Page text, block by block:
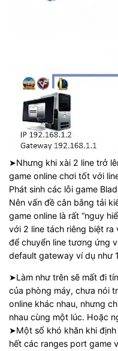
➤Nhưng khi xài 2 line trở
game online chơi tốt với
Phát sinh các lỗi game
Nên vấn đề cân bằng tải
game online là rất “nguy
với 2 line tách riêng biệt
để chuyển line tương ứng
default gateway ví dụ như
➤Làm như trên sẽ mất đi
của phòng máy, chưa nói
online khác nhau, nhưng
nhau cùng một lúc. Hoặc
➤Một số khó khăn khi
hết các ranges port game